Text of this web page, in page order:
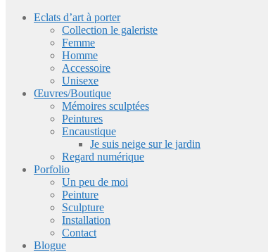
Eclats d’art à porter
Collection le galeriste
Femme
Homme
Accessoire
Unisexe
Œuvres/Boutique
Mémoires sculptées
Peintures
Encaustique
Je suis neige sur le jardin
Regard numérique
Porfolio
Un peu de moi
Peinture
Sculpture
Installation
Contact
Blogue